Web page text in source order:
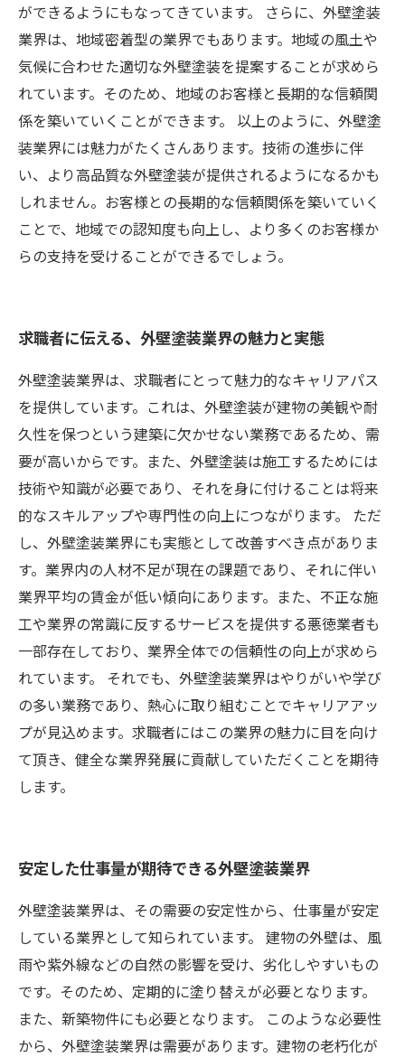
ができるようにもなってきています。 さらに、外壁塗装
業界は、地域密着型の業界でもあります。地域の風土や
気候に合わせた適切な外壁塗装を提案することが求めら
れています。そのため、地域のお客様と長期的な信頼関
係を築いていくことができます。 以上のように、外壁塗
装業界には魅力がたくさんあります。技術の進歩に伴
い、より高品質な外壁塗装が提供されるようになるかも
しれません。お客様との長期的な信頼関係を築いていく
ことで、地域での認知度も向上し、より多くのお客様か
らの支持を受けることができるでしょう。
求職者に伝える、外壁塗装業界の魅力と実態
外壁塗装業界は、求職者にとって魅力的なキャリアパス
を提供しています。これは、外壁塗装が建物の美観や耐
久性を保つという建築に欠かせない業務であるため、需
要が高いからです。また、外壁塗装は施工するためには
技術や知識が必要であり、それを身に付けることは将来
的なスキルアップや専門性の向上につながります。 ただ
し、外壁塗装業界にも実態として改善すべき点がありま
す。業界内の人材不足が現在の課題であり、それに伴い
業界平均の賃金が低い傾向にあります。また、不正な施
工や業界の常識に反するサービスを提供する悪徳業者も
一部存在しており、業界全体での信頼性の向上が求めら
れています。 それでも、外壁塗装業界はやりがいや学び
の多い業務であり、熱心に取り組むことでキャリアアッ
プが見込めます。求職者にはこの業界の魅力に目を向け
て頂き、健全な業界発展に貢献していただくことを期待
します。
安定した仕事量が期待できる外壁塗装業界
外壁塗装業界は、その需要の安定性から、仕事量が安定
している業界として知られています。 建物の外壁は、風
雨や紫外線などの自然の影響を受け、劣化しやすいもの
です。そのため、定期的に塗り替えが必要となります。
また、新築物件にも必要となります。 このような必要性
から、外壁塗装業界は需要があります。建物の老朽化が